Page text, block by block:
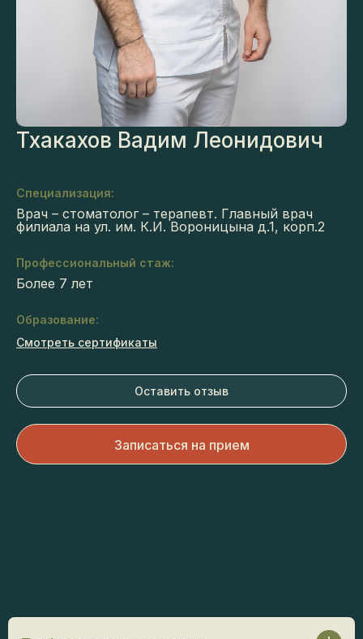
Тхакахов Вадим Леонидович
Специализация:
Врач – стоматолог – терапевт. Главный врач
филиала на ул. им. К.И. Вороницына д.1, корп.2
Профессиональный стаж:
Более 7 лет
Образование:
Смотреть сертификаты
Оставить отзыв
Записаться на прием